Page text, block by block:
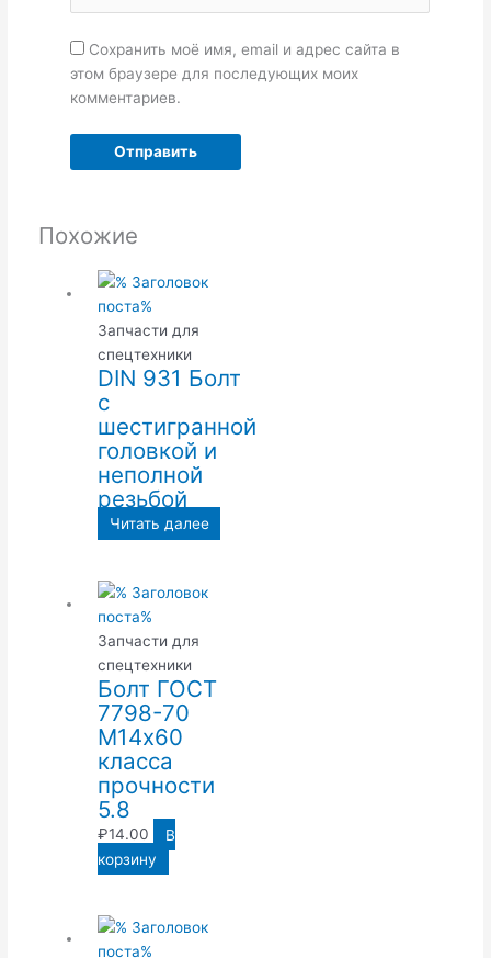
Сохранить моё имя, email и адрес сайта в
этом браузере для последующих моих
комментариев.
Похожие
Запчасти для
спецтехники
DIN 931 Болт
с
шестигранной
головкой и
неполной
резьбой
Читать далее
Запчасти для
спецтехники
Болт ГОСТ
7798-70
М14х60
класса
прочности
5.8
₽14.00
В
корзину